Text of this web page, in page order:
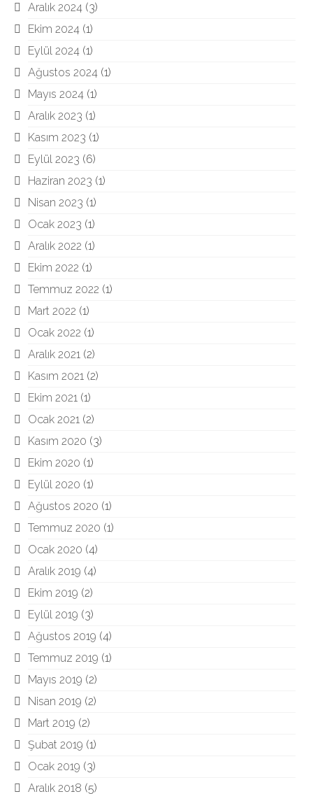
Aralık 2024 (3)
Ekim 2024 (1)
Eylül 2024 (1)
Ağustos 2024 (1)
Mayıs 2024 (1)
Aralık 2023 (1)
Kasım 2023 (1)
Eylül 2023 (6)
Haziran 2023 (1)
Nisan 2023 (1)
Ocak 2023 (1)
Aralık 2022 (1)
Ekim 2022 (1)
Temmuz 2022 (1)
Mart 2022 (1)
Ocak 2022 (1)
Aralık 2021 (2)
Kasım 2021 (2)
Ekim 2021 (1)
Ocak 2021 (2)
Kasım 2020 (3)
Ekim 2020 (1)
Eylül 2020 (1)
Ağustos 2020 (1)
Temmuz 2020 (1)
Ocak 2020 (4)
Aralık 2019 (4)
Ekim 2019 (2)
Eylül 2019 (3)
Ağustos 2019 (4)
Temmuz 2019 (1)
Mayıs 2019 (2)
Nisan 2019 (2)
Mart 2019 (2)
Şubat 2019 (1)
Ocak 2019 (3)
Aralık 2018 (5)